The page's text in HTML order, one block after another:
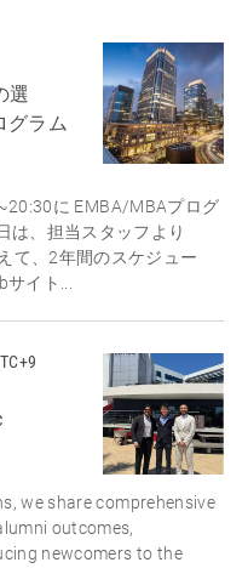
選
グラム
に EMBA/MBAプログ
は、担当スタッフより
て、2年間のスケジュー
イト...
we share comprehensive
outcomes,
newcomers to the